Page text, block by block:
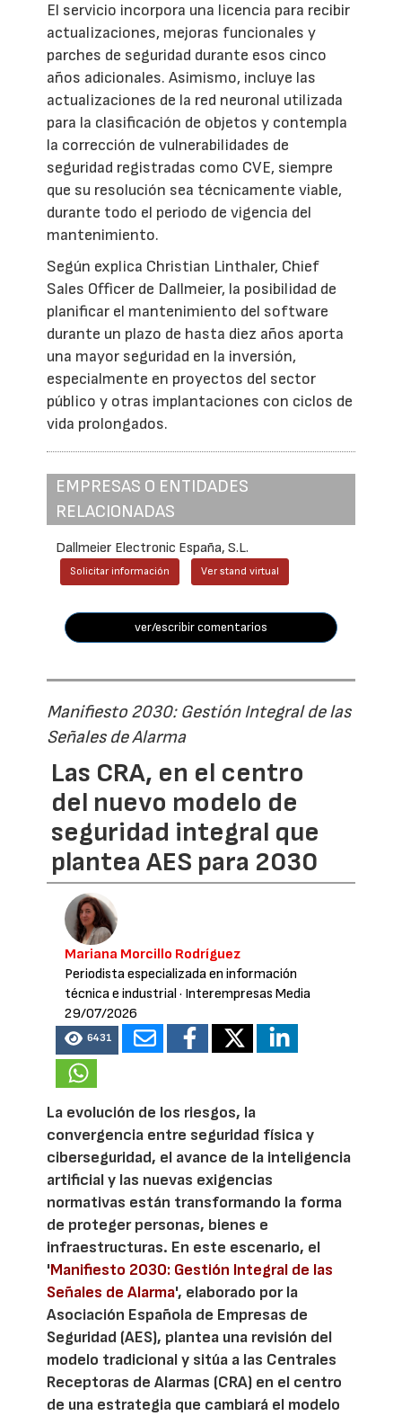
El servicio incorpora una licencia para recibir
actualizaciones, mejoras funcionales y
parches de seguridad durante esos cinco
años adicionales. Asimismo, incluye las
actualizaciones de la red neuronal utilizada
para la clasificación de objetos y contempla
la corrección de vulnerabilidades de
seguridad registradas como CVE, siempre
que su resolución sea técnicamente viable,
durante todo el periodo de vigencia del
mantenimiento.
Según explica Christian Linthaler, Chief
Sales Officer de Dallmeier, la posibilidad de
planificar el mantenimiento del software
durante un plazo de hasta diez años aporta
una mayor seguridad en la inversión,
especialmente en proyectos del sector
público y otras implantaciones con ciclos de
vida prolongados.
EMPRESAS O ENTIDADES
RELACIONADAS
Dallmeier Electronic España, S.L.
Solicitar información Ver stand virtual
ver/escribir comentarios
Manifiesto 2030: Gestión Integral de las
Señales de Alarma
Las CRA, en el centro
del nuevo modelo de
seguridad integral que
plantea AES para 2030
Mariana Morcillo Rodríguez
Periodista especializada en información
técnica e industrial· Interempresas Media
29/07/2026
6431
La evolución de los riesgos, la
convergencia entre seguridad física y
ciberseguridad, el avance de la inteligencia
artificial y las nuevas exigencias
normativas están transformando la forma
de proteger personas, bienes e
infraestructuras. En este escenario, el
'Manifiesto 2030: Gestión Integral de las
Señales de Alarma', elaborado por la
Asociación Española de Empresas de
Seguridad (AES), plantea una revisión del
modelo tradicional y sitúa a las Centrales
Receptoras de Alarmas (CRA) en el centro
de una estrategia que cambiará el modelo